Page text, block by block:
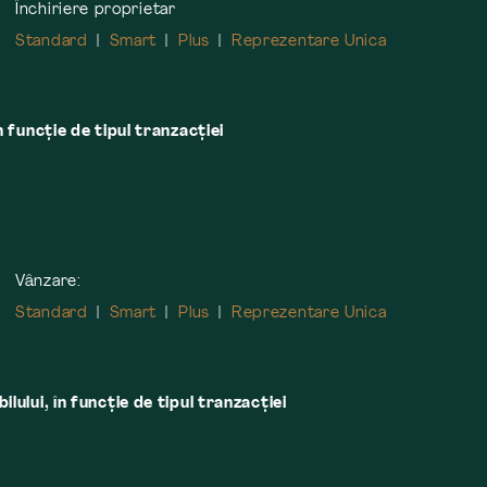
Închiriere proprietar
Standard
Smart Plus Reprezentare Unica
funcție de tipul tranzacției
Vânzare:
Standard
Smart Plus Reprezentare Unica
în funcţie de tipul tranzacţiei